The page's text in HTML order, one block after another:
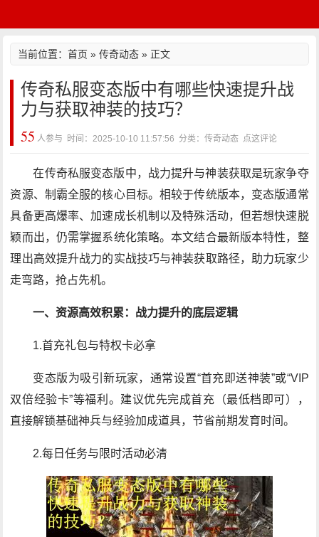
当前位置：首页 »传奇动态 » 正文
传奇私服变态版中有哪些快速提升战
力与获取神装的技巧？
55 人参与 时间：2025-10-10 11:57:56 分类：传奇动态 点这评论
在传奇私服变态版中，战力提升与神装获取是玩家争夺
资源、制霸全服的核心目标。相较于传统版本，变态版通常
具备更高爆率、加速成长机制以及特殊活动，但若想快速脱
颖而出，仍需掌握系统化策略。本文结合最新版本特性，整
理出高效提升战力的实战技巧与神装获取路径，助力玩家少
走弯路，抢占先机。
一、资源高效积累：战力提升的底层逻辑
1.首充礼包与特权卡必拿
变态版为吸引新玩家，通常设置“首充即送神装”或“VIP
双倍经验卡”等福利。建议优先完成首充（最低档即可），
直接解锁基础神兵与经验加成道具，节省前期发育时间。
2.每日任务与限时活动必清